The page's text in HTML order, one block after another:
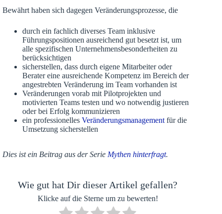
Bewährt haben sich dagegen Veränderungsprozesse, die
durch ein fachlich diverses Team inklusive
Führungspositionen ausreichend gut besetzt ist, um
alle spezifischen Unternehmensbesonderheiten zu
berücksichtigen
sicherstellen, dass durch eigene Mitarbeiter oder
Berater eine ausreichende Kompetenz im Bereich der
angestrebten Veränderung im Team vorhanden ist
Veränderungen vorab mit Pilotprojekten und
motivierten Teams testen und wo notwendig justieren
oder bei Erfolg kommunizieren
ein professionelles Veränderungsmanagementfür die
Umsetzung sicherstellen
Dies ist ein Beitrag aus der Serie Mythen hinterfragt.
Wie gut hat Dir dieser Artikel gefallen?
Klicke auf die Sterne um zu bewerten!